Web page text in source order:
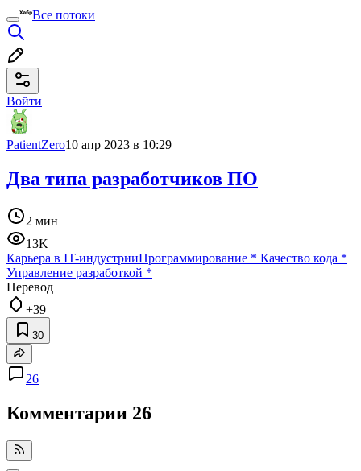
Все потоки
Войти
PatientZero10 апр 2023 в 10:29
Два типа разработчиков ПО
2 мин
13K
Карьера в IT-индустрииПрограммирование * Качество кода *
Управление разработкой *
Перевод
+39
30
26
Комментарии 26